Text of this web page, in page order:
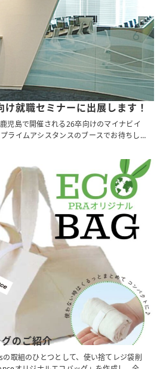
就職セミナーに出展します！
児島で開催される26卒向けのマイナビイ
ライムアシスタンスのブースでお待ちして
のご紹介
取組のひとつとして、使い捨てレジ袋削